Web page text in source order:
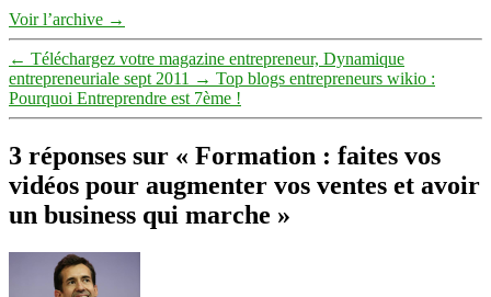
Voir l’archive →
← Téléchargez votre magazine entrepreneur, Dynamique
entrepreneuriale sept 2011 → Top blogs entrepreneurs wikio :
Pourquoi Entreprendre est 7ème !
3 réponses sur « Formation : faites vos
vidéos pour augmenter vos ventes et avoir
un business qui marche »